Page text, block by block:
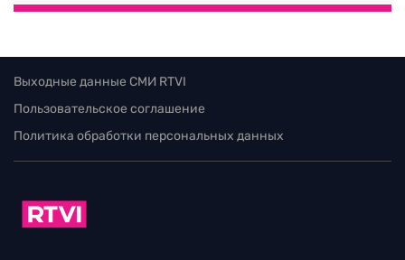
Выходные данные СМИ RTVI
Пользовательское соглашение
Политика обработки персональных данных